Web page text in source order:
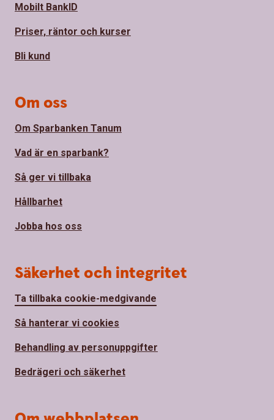
Mobilt BankID
Priser, räntor och kurser
Bli kund
Om oss
Om Sparbanken Tanum
Vad är en sparbank?
Så ger vi tillbaka
Hållbarhet
Jobba hos oss
Säkerhet och integritet
Ta tillbaka cookie-medgivande
Så hanterar vi cookies
Behandling av personuppgifter
Bedrägeri och säkerhet